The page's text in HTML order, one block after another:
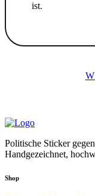
ist.
Politische Sticker
Handgezeichnet,
Shop